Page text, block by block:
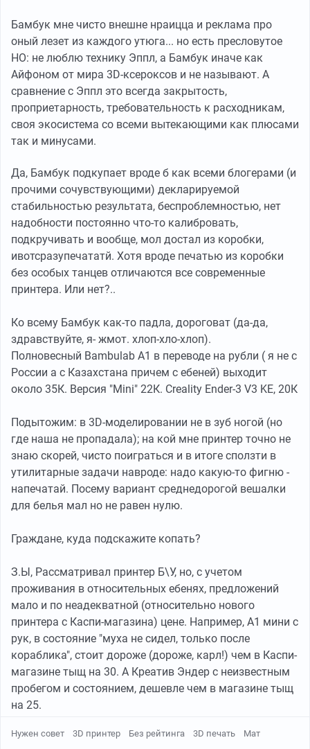
Бамбук мне чисто внешне нраицца и реклама про
оный лезет из каждого утюга... но есть пресловутое
НО: не люблю технику Эппл, а Бамбук иначе как
Айфоном от мира 3D-ксероксов и не называют. А
сравнение с Эппл это всегда закрытость,
проприетарность, требовательность к расходникам,
своя экосистема со всеми вытекающими как плюсами
так и минусами.
Да, Бамбук подкупает вроде б как всеми блогерами (и
прочими сочувствующими) декларируемой
стабильностью результата, беспроблемностью, нет
надобности постоянно что-то калибровать,
подкручивать и вообще, мол достал из коробки,
ивотсразупечататй. Хотя вроде печатью из коробки
без особых танцев отличаются все современные
принтера. Или нет?..
Ко всему Бамбук как-то падла, дороговат (да-да,
здравствуйте, я- жмот. хлоп-хло-хлоп).
Полновесный Bambulab А1 в переводе на рубли ( я не с
России а с Казахстана причем с ебеней) выходит
около 35К. Версия "Mini" 22К. Creality Ender-3 V3 KE, 20К
Подытожим: в 3D-моделировании не в зуб ногой (но
где наша не пропадала); на кой мне принтер точно не
знаю скорей, чисто поиграться и в итоге сползти в
утилитарные задачи навроде: надо какую-то фигню -
напечатай. Посему вариант среднедорогой вешалки
для белья мал но не равен нулю.
Граждане, куда подскажите копать?
З.Ы, Рассматривал принтер Б\У, но, с учетом
проживания в относительных ебенях, предложений
мало и по неадекватной (относительно нового
принтера с Каспи-магазина) цене. Например, А1 мини с
рук, в состояние "муха не сидел, только после
кораблика", стоит дороже (дороже, карл!) чем в Каспи-
магазине тыщ на 30. А Креатив Эндер с неизвестным
пробегом и состоянием, дешевле чем в магазине тыщ
на 25.
Нужен совет 3D принтер Без рейтинга 3D печать Мат